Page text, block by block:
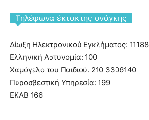
Tηλέφωνα έκτακτης ανάγκης
Δίωξη Ηλεκτρονικού Εγκλήματος: 11188
Ελληνική Αστυνομία: 100
Χαμόγελο του Παιδιού: 210 3306140
Πυροσβεστική Υπηρεσία: 199
ΕΚΑΒ 166